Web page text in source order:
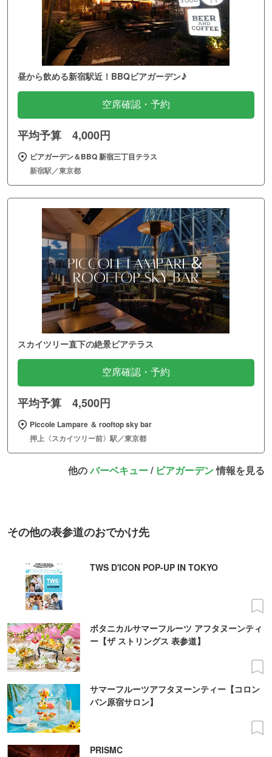
昼から飲める新宿駅近！BBQビアガーデン♪
空席確認・予約
平均予算 4,000円
ビアガーデン＆BBQ 新宿三丁目テラス
新宿駅／東京都
スカイツリー直下の絶景ビアテラス
空席確認・予約
平均予算 4,500円
Piccole Lampare ＆ rooftop sky bar
押上〈スカイツリー前〉駅／東京都
他のバーベキュー/ ビアガーデン情報を見る
その他の表参道のおでかけ先
TWS D'ICON POP-UP IN TOKYO
ボタニカルサマーフルーツ アフタヌーンティ
ー【ザ ストリングス 表参道】
サマーフルーツアフタヌーンティー【コロン
バン原宿サロン】
PRISMC